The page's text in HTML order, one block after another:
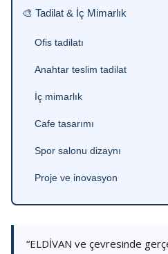
🎨 Tadilat & İç Mimarlık
Ofis tadilatı
Anahtar teslim tadilat
İç mimarlık
Cafe tasarımı
Spor salonu dizaynı
Proje ve inovasyon
“ELDİVAN ve çevresinde